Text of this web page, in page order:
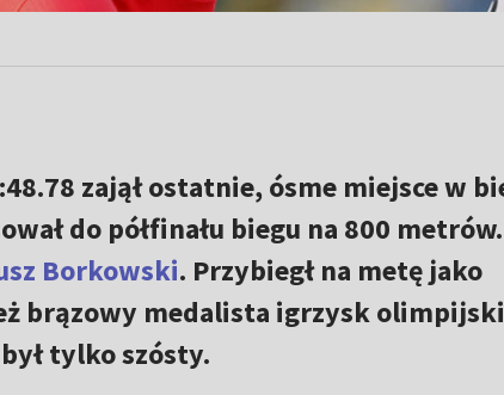
zajął ostatnie, ósme miejsce w
do półfinału biegu na 800 metrów.
Borkowski. Przybiegł na metę jako
brązowy medalista igrzysk
tylko szósty.